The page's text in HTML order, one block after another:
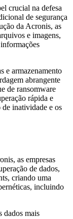
crucial na defesa
de segurança
da Acronis, as
e imagens,
e armazenamento
abrangente
de ransomware
rápida e
inatividade e os
as empresas
de dados,
criando uma
incluindo
dados mais